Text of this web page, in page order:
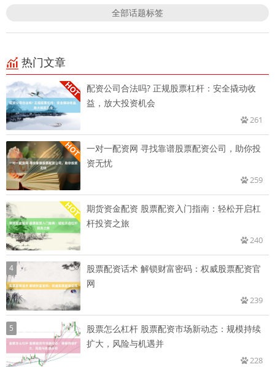
全部话题标签
热门文章
配资公司合法吗? 正规股票杠杆：安全撬动收
益，放大投资机会
261
一对一配资网 寻找靠谱股票配资公司，助你投
资无忧
259
期货资金配资 股票配资入门指南：轻松开启杠
杆投资之旅
240
4
股票配资话术 解锁财富密码：权威股票配资官
网
239
5
股票怎么杠杆 股票配资市场新动态：规模持续
扩大，风险与机遇并
228